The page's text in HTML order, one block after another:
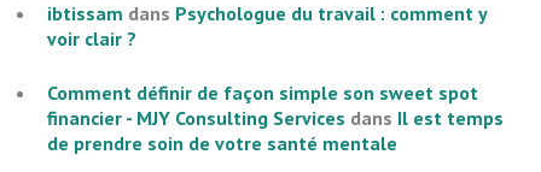
ibtissam dans Psychologue du travail : comment y
voir clair ?
Comment définir de façon simple son sweet spot
financier - MJY Consulting Services dans Il est temps
de prendre soin de votre santé mentale